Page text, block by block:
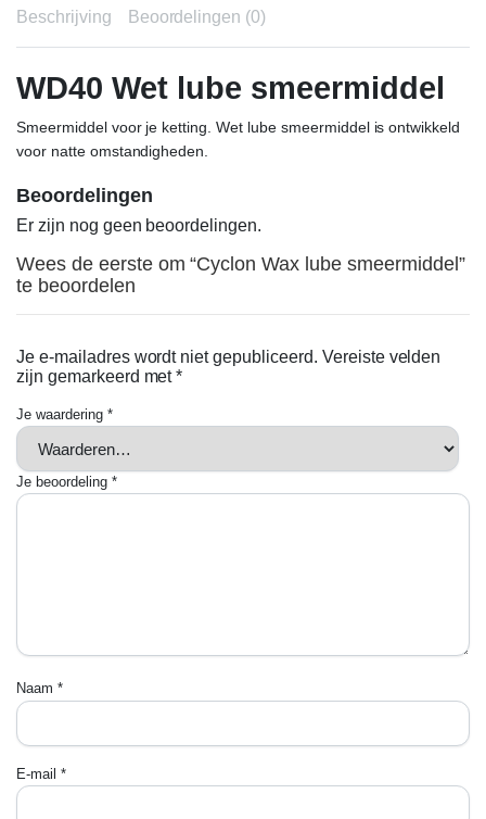
Beschrijving Beoordelingen (0)
WD40 Wet lube smeermiddel
Smeermiddel voor je ketting. Wet lube smeermiddel is ontwikkeld
voor natte omstandigheden.
Beoordelingen
Er zijn nog geen beoordelingen.
Wees de eerste om “Cyclon Wax lube smeermiddel”
te beoordelen
Je e-mailadres wordt niet gepubliceerd. Vereiste velden
zijn gemarkeerd met*
Je waardering *
Je beoordeling *
Naam *
E-mail *